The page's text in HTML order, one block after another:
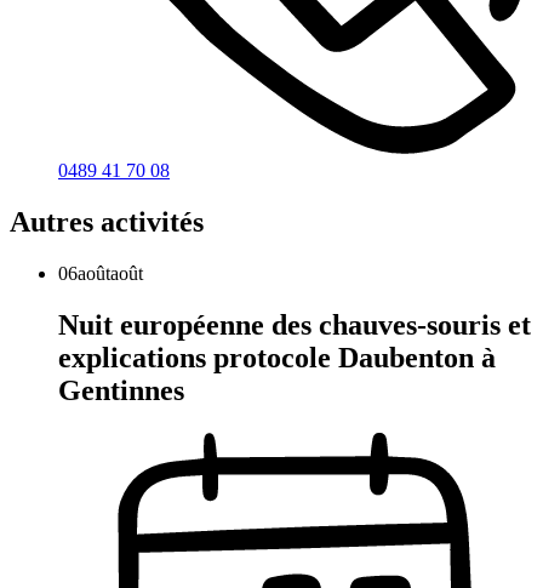
0489 41 70 08
Autres activités
06aoûtaoût
Nuit européenne des chauves-souris et
explications protocole Daubenton à
Gentinnes